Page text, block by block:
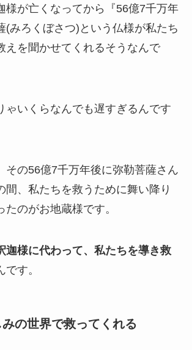
様が亡くなってから『56億7千万年
(みろくぼさつ)という仏様が私たち
えを聞かせてくれるそうなんで
ゃいくらなんでも遅すぎるんです
その56億7千万年後に弥勒菩薩さん
間、私たちを救うために舞い降り
たのがお地蔵様です。
迦様に代わって、私たちを導き救
です。
の世界で救ってくれる